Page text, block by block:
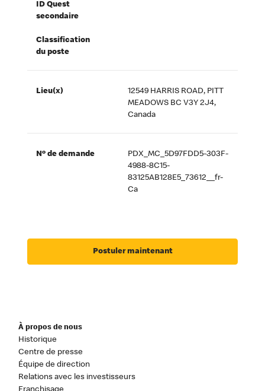
ID Quest
secondaire
Classification
du poste
Lieu(x)
12549 HARRIS ROAD, PITT
MEADOWS BC V3Y 2J4,
Canada
Nº de demande
PDX_MC_5D97FDD5-303F-
4988-8C15-
83125AB128E5_73612__fr-
Ca
Postuler maintenant
À propos de nous
Historique
Centre de presse
Équipe de direction
Relations avec les investisseurs